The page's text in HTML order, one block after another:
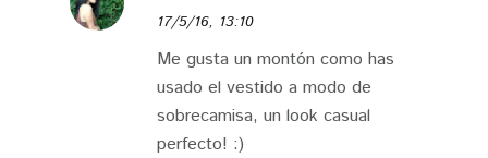
17/5/16, 13:10
Me gusta un montón como has
usado el vestido a modo de
sobrecamisa, un look casual
perfecto! :)